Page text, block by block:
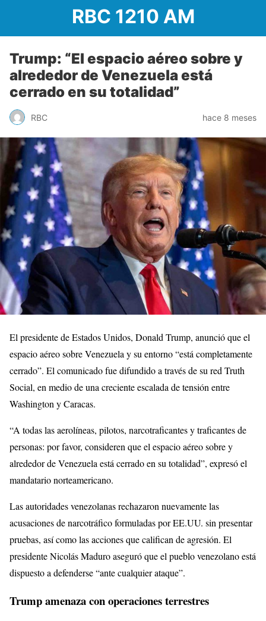
RBC 1210 AM
Trump: “El espacio aéreo sobre y
alrededor de Venezuela está
cerrado en su totalidad”
RBC hace 8 meses
El presidente de Estados Unidos, Donald Trump, anunció que el
espacio aéreo sobre Venezuela y su entorno “está completamente
cerrado”. El comunicado fue difundido a través de su red Truth
Social, en medio de una creciente escalada de tensión entre
Washington y Caracas.
“A todas las aerolíneas, pilotos, narcotraficantes y traficantes de
personas: por favor, consideren que el espacio aéreo sobre y
alrededor de Venezuela está cerrado en su totalidad”, expresó el
mandatario norteamericano.
Las autoridades venezolanas rechazaron nuevamente las
acusaciones de narcotráfico formuladas por EE.UU. sin presentar
pruebas, así como las acciones que califican de agresión. El
presidente Nicolás Maduro aseguró que el pueblo venezolano está
dispuesto a defenderse “ante cualquier ataque”.
Trump amenaza con operaciones terrestres